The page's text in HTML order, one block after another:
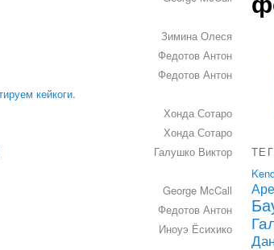
Зимина Олеся
Федотов Антон
Федотов Антон
кейкоги.
Хонда Сотаро
Хонда Сотаро
Галушко Виктор
George McCall
Федотов Антон
Иноуэ Ёсихико